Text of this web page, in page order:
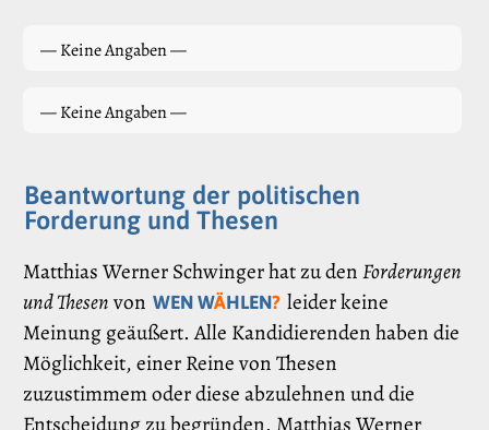
— Keine Angaben —
— Keine Angaben —
Beantwortung der politischen
Forderung und Thesen
Matthias Werner Schwinger hat zu denForderungen
und Thesenvon WEN WÄHLEN? leider keine
Meinung geäußert. Alle Kandidierenden haben die
Möglichkeit, einer Reine von Thesen
zuzustimmem oder diese abzulehnen und die